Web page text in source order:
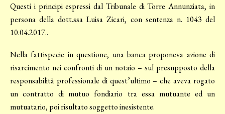
Questi i principi espressi dal Tribunale di Torre Annunziata, in
persona della dott.ssa Luisa Zicari, con sentenza n. 1043 del
10.04.2017..
Nella fattispecie in questione, una banca proponeva azione di
risarcimento nei confronti di un notaio – sul presupposto della
responsabilità professionale di quest’ultimo – che aveva rogato
un contratto di mutuo fondiario tra essa mutuante ed un
mutuatario, poi risultato soggetto inesistente.